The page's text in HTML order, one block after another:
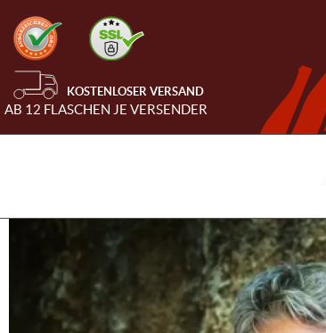
KOSTENLOSER VERSAND
AB 12 FLASCHEN JE VERSENDER